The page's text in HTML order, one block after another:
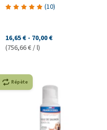
(10)
16,65 € - 70,00 €
(756,66 € / l)
Répète